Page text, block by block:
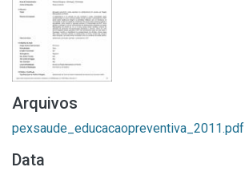
Arquivos
pexsaude_educacaopreventiva_2011.pdf
Data